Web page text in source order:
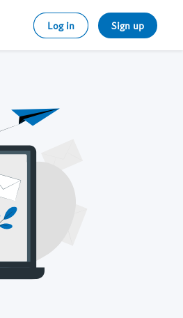
Log in Sign up